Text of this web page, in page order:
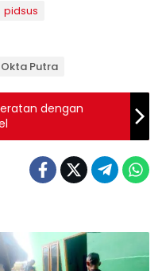
pidsus
Okta Putra
dengan